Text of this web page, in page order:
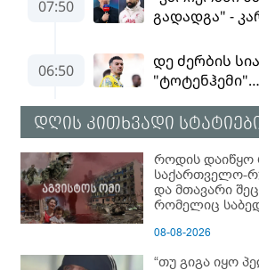
დღის კითხვადი
როდის
საქართველო-
და მთავარი
რომელიც
08-08-2026
“თუ გიგა იყო